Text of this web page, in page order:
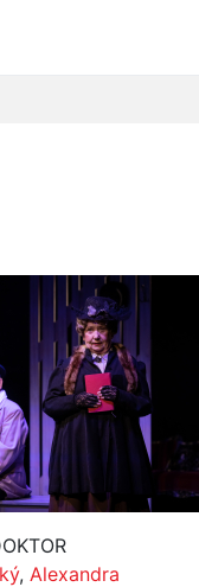
, Alexandra